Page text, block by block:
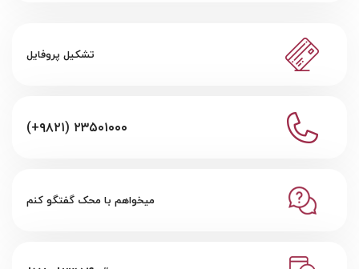
تشکیل پروفایل
(+۹۸۲۱) ۲۳۵۰۱۰۰۰
میخواهم با محک گفتگو کنم